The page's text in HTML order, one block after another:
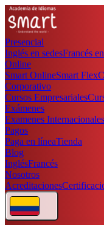
Presencial
Inglés en sedesFrancés
Online
Smart OnlineSmart Flex
Corporativo
Cursos Empresariales
Exámenes
Examenes Internacionales
Pagos
Paga en líneaTienda
Blog
InglésFrancés
Nosotros
Acreditaciones